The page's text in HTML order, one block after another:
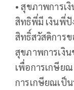
• สุขภาพการเ
สิทธิพี่มี เงินพี่ปั
สิทธิ์สวัสดิการ
สุขภาพการเงิ
เพื่อการเกษีย
การเกษียณเป็